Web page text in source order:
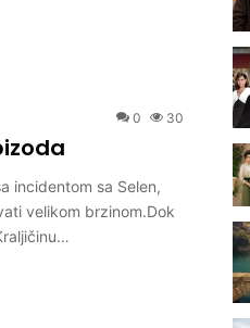
0 30
incidentom sa Selen,
velikom brzinom.Dok